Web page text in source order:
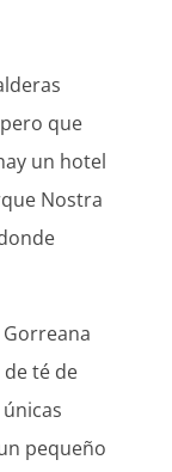
que
un hotel
Nostra
té de
pequeño